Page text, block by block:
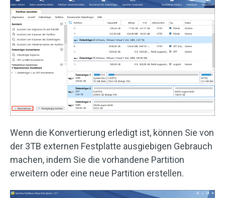
Wenn die Konvertierung erledigt ist, können Sie von
der 3TB externen Festplatte ausgiebigen Gebrauch
machen, indem Sie die vorhandene Partition
erweitern oder eine neue Partition erstellen.